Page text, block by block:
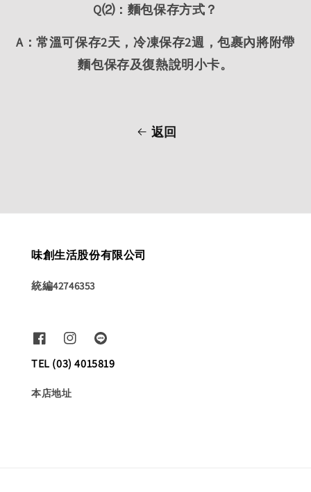
Q⑵：麵包保存方式？
A：常溫可保存2天，冷凍保存2週，包裹內將附帶
麵包保存及復熱說明小卡。
返回
味創生活股份有限公司
統編42746353
TEL (03) 4015819
本店地址